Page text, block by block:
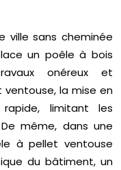
ville sans cheminée
un poêle à bois
onéreux et
la mise en
limitant les
même, dans une
à pellet ventouse
du bâtiment, un